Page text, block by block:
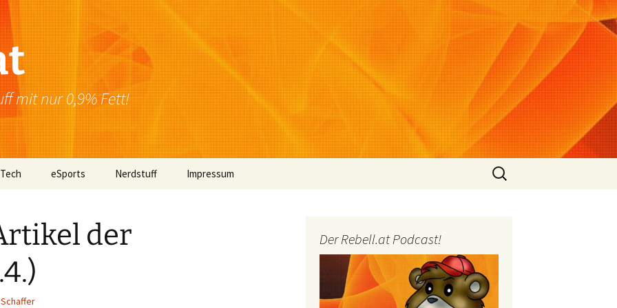
mit nur 0,9% Fett!
Mac OS
Linux
Browser
eSports Nerdstuff Impressum
Suchen
nach:
der
Der Rebell.at Podcast!